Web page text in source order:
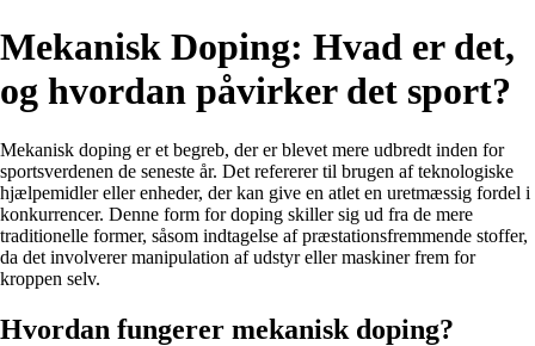
Mekanisk Doping: Hvad er det,
og hvordan påvirker det sport?
Mekanisk doping er et begreb, der er blevet mere udbredt inden for
sportsverdenen de seneste år. Det refererer til brugen af teknologiske
hjælpemidler eller enheder, der kan give en atlet en uretmæssig fordel i
konkurrencer. Denne form for doping skiller sig ud fra de mere
traditionelle former, såsom indtagelse af præstationsfremmende stoffer,
da det involverer manipulation af udstyr eller maskiner frem for
kroppen selv.
Hvordan fungerer mekanisk doping?